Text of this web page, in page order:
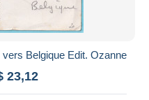
Belgique Edit. Ozanne
23,12